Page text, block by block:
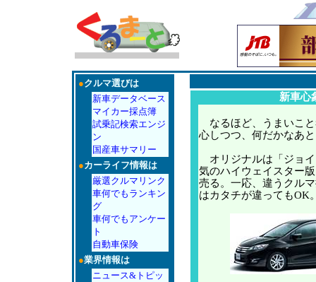
●クルマ選びは
新車データベース
マイカー採点簿
試乗記検索エンジ
ン
国産車サマリー
●カーライフ情報は
厳選クルマリンク
車何でもランキン
グ
車何でもアンケー
ト
自動車保険
●業界情報は
ニュース&トピッ
新車心
なるほど、うまいこ
心しつつ、何だかなあ
オリジナルは「ジョ
気のハイウェイスター
売る。一応、違うクル
はカタチが違ってもOK